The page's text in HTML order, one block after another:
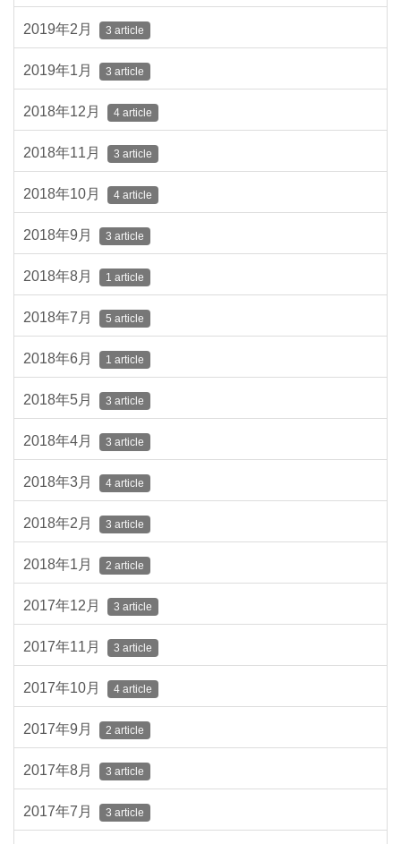
2019年2月 3 article
2019年1月 3 article
2018年12月 4 article
2018年11月 3 article
2018年10月 4 article
2018年9月 3 article
2018年8月 1 article
2018年7月 5 article
2018年6月 1 article
2018年5月 3 article
2018年4月 3 article
2018年3月 4 article
2018年2月 3 article
2018年1月 2 article
2017年12月 3 article
2017年11月 3 article
2017年10月 4 article
2017年9月 2 article
2017年8月 3 article
2017年7月 3 article